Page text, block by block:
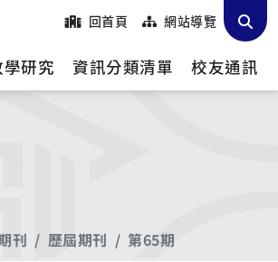
回首頁 網站導覽
研究 資訊分類清單 校友通訊
刊 歷屆期刊 第65期